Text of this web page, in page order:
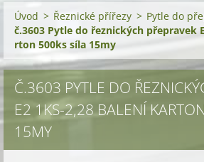
Úvod > Řeznické přířezy > Pytle do
č.3603 Pytle do řeznických přepravek
rton 500ks síla 15my
Č.3603 PYTLE DO
E2 1KS-2,28 BALENÍ
15MY